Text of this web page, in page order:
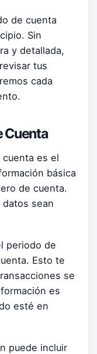
de cuenta
Sin
y detallada,
tus
cada
Cuenta
es el
básica
de cuenta.
sean
periodo de
Esto te
se
es
esté en
puede incluir